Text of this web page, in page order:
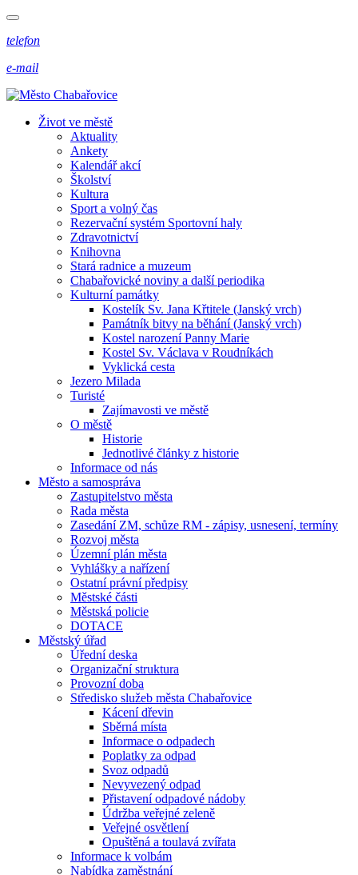
telefon
e-mail
Život ve městě
Aktuality
Ankety
Kalendář akcí
Školství
Kultura
Sport a volný čas
Rezervační systém Sportovní haly
Zdravotnictví
Knihovna
Stará radnice a muzeum
Chabařovické noviny a další periodika
Kulturní památky
Kostelík Sv. Jana Křtitele (Janský vrch)
Památník bitvy na běhání (Janský vrch)
Kostel narození Panny Marie
Kostel Sv. Václava v Roudníkách
Vyklická cesta
Jezero Milada
Turisté
Zajímavosti ve městě
O městě
Historie
Jednotlivé články z historie
Informace od nás
Město a samospráva
Zastupitelstvo města
Rada města
Zasedání ZM, schůze RM - zápisy, usnesení, termíny
Rozvoj města
Územní plán města
Vyhlášky a nařízení
Ostatní právní předpisy
Městské části
Městská policie
DOTACE
Městský úřad
Úřední deska
Organizační struktura
Provozní doba
Středisko služeb města Chabařovice
Kácení dřevin
Sběrná místa
Informace o odpadech
Poplatky za odpad
Svoz odpadů
Nevyvezený odpad
Přistavení odpadové nádoby
Údržba veřejné zeleně
Veřejné osvětlení
Opuštěná a toulavá zvířata
Informace k volbám
Nabídka zaměstnání